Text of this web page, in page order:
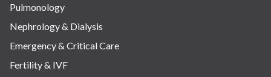
Pulmonology
Nephrology & Dialysis
Emergency & Critical Care
Fertility & IVF